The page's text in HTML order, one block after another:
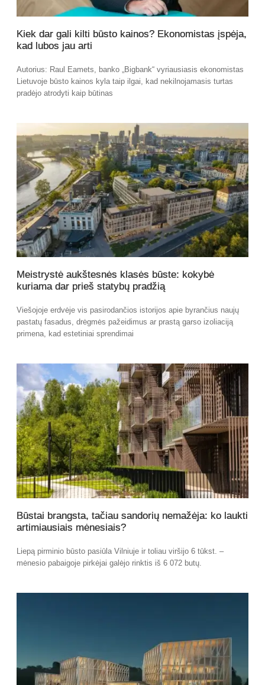
Kiek dar gali kilti būsto kainos? Ekonomistas įspėja,
kad lubos jau arti
Autorius: Raul Eamets, banko „Bigbank“ vyriausiasis ekonomistas
Lietuvoje būsto kainos kyla taip ilgai, kad nekilnojamasis turtas
pradėjo atrodyti kaip būtinas
Meistrystė aukštesnės klasės būste: kokybė
kuriama dar prieš statybų pradžią
Viešojoje erdvėje vis pasirodančios istorijos apie byrančius naujų
pastatų fasadus, drėgmės pažeidimus ar prastą garso izoliaciją
primena, kad estetiniai sprendimai
Būstai brangsta, tačiau sandorių nemažėja: ko laukti
artimiausiais mėnesiais?
Liepą pirminio būsto pasiūla Vilniuje ir toliau viršijo 6 tūkst. –
mėnesio pabaigoje pirkėjai galėjo rinktis iš 6 072 butų.